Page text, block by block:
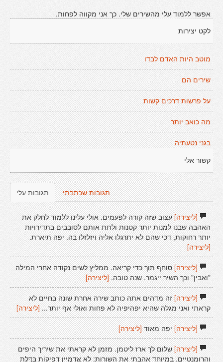
אפשר ללמוד עלי מהשירים שלי. כך אני מקווה לפחות.
לקט יצירות
מוטב היות האדם לבדו
שירים הם
על פרשות דרכים קשות
מה כואב יותר
בגני נטעתיה
קשור אלי
תגובות עלי תגובות שכתבתי
[ליצירה]עצוב שזה קורה לפעמים. אולי עלינו ללמוד לחלק את
האהבה שבנו למנות יותר קטנות ולתת אותם לסובבים בתדירויות
יותר רחוקות, דכי שהם לא יתרגלו אליה ויזלזלו בה. יפה תיארת.
[ליצירה]
[ליצירה]סוחף תוך כדי קריאה. ממליץ לשים נקודה אחרי המילה
"ואבין" וכך השיר ייגמר. שנה טובה.[ליצירה]
[ליצירה]זה מדהים אתה כותב שירה אחרת שונה בחיים לא
קראתי ואני מגלה שהיא יפהיפיה לא פחות ואולי אף יותר... [ליצירה]
[ליצירה]יפה מאוד [ליצירה]
[ליצירה]שלום לך ארז ליטמן. מזמן לא קראתי את שיריך היפים
והרומנטיים. במיוחד אהבתי את השורות: לֹא אֲדַמְיֵין דְּפִיקוֹת בַּדֶּלֶת